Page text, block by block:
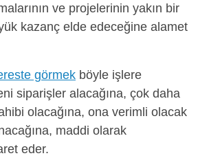
ve projelerinin yakın bir
kazanç elde edeceğine alamet
görmek böyle işlere
siparişler alacağına, çok daha
olacağına, ona verimli olacak
maddi olarak
eder.